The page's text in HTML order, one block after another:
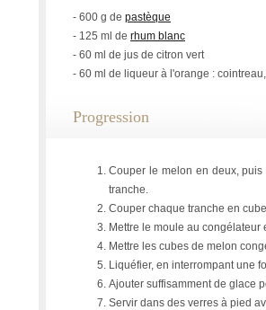
- 600 g de pastèque
- 125 ml de rhum blanc
- 60 ml de jus de citron vert
- 60 ml de liqueur à l'orange :
Progression
Couper le melon en deux,
tranche.
Couper chaque tranche en
Mettre le moule au
Mettre les cubes de melon
Liquéfier, en interrompant une
Ajouter suffisamment de glace
Servir dans des verres à pied